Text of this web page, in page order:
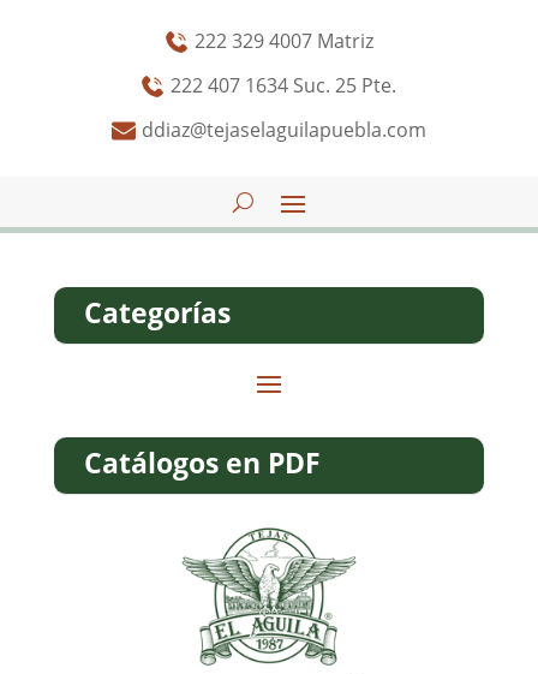
222 329 4007 Matriz
222 407 1634 Suc. 25 Pte.
ddiaz@tejaselaguilapuebla.com
Categorías
Catálogos en PDF